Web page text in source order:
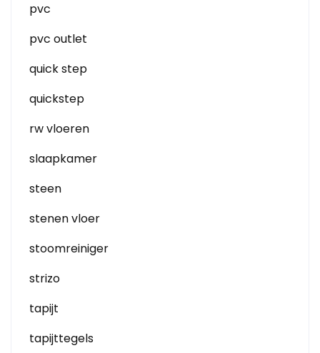
pvc
pvc outlet
quick step
quickstep
rw vloeren
slaapkamer
steen
stenen vloer
stoomreiniger
strizo
tapijt
tapijttegels